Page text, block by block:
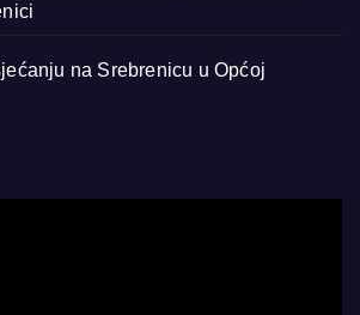
na Srebrenicu u Općoj